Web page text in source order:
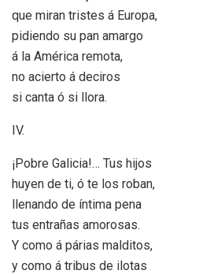
que miran tristes á Europa,
pidiendo su pan amargo
á la América remota,
no acierto á deciros
si canta ó si llora.
IV.
¡Pobre Galicia!… Tus hijos
huyen de ti, ó te los roban,
llenando de íntima pena
tus entrañas amorosas.
Y como á párias malditos,
y como á tribus de ilotas